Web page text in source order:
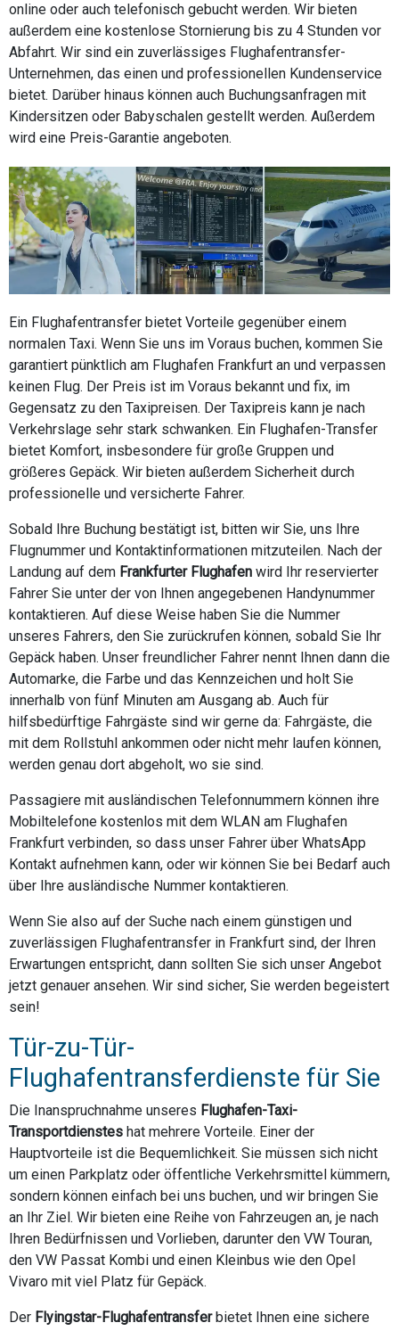
online oder auch telefonisch gebucht werden. Wir bieten
außerdem eine kostenlose Stornierung bis zu 4 Stunden vor
Abfahrt. Wir sind ein zuverlässiges Flughafentransfer-
Unternehmen, das einen und professionellen Kundenservice
bietet. Darüber hinaus können auch Buchungsanfragen mit
Kindersitzen oder Babyschalen gestellt werden. Außerdem
wird eine Preis-Garantie angeboten.
Ein Flughafentransfer bietet Vorteile gegenüber einem
normalen Taxi. Wenn Sie uns im Voraus buchen, kommen Sie
garantiert pünktlich am Flughafen Frankfurt an und verpassen
keinen Flug. Der Preis ist im Voraus bekannt und fix, im
Gegensatz zu den Taxipreisen. Der Taxipreis kann je nach
Verkehrslage sehr stark schwanken. Ein Flughafen-Transfer
bietet Komfort, insbesondere für große Gruppen und
größeres Gepäck. Wir bieten außerdem Sicherheit durch
professionelle und versicherte Fahrer.
Sobald Ihre Buchung bestätigt ist, bitten wir Sie, uns Ihre
Flugnummer und Kontaktinformationen mitzuteilen. Nach der
Landung auf dem Frankfurter Flughafen wird Ihr reservierter
Fahrer Sie unter der von Ihnen angegebenen Handynummer
kontaktieren. Auf diese Weise haben Sie die Nummer
unseres Fahrers, den Sie zurückrufen können, sobald Sie Ihr
Gepäck haben. Unser freundlicher Fahrer nennt Ihnen dann die
Automarke, die Farbe und das Kennzeichen und holt Sie
innerhalb von fünf Minuten am Ausgang ab. Auch für
hilfsbedürftige Fahrgäste sind wir gerne da: Fahrgäste, die
mit dem Rollstuhl ankommen oder nicht mehr laufen können,
werden genau dort abgeholt, wo sie sind.
Passagiere mit ausländischen Telefonnummern können ihre
Mobiltelefone kostenlos mit dem WLAN am Flughafen
Frankfurt verbinden, so dass unser Fahrer über WhatsApp
Kontakt aufnehmen kann, oder wir können Sie bei Bedarf auch
über Ihre ausländische Nummer kontaktieren.
Wenn Sie also auf der Suche nach einem günstigen und
zuverlässigen Flughafentransfer in Frankfurt sind, der Ihren
Erwartungen entspricht, dann sollten Sie sich unser Angebot
jetzt genauer ansehen. Wir sind sicher, Sie werden begeistert
sein!
Tür-zu-Tür-
Flughafentransferdienste für Sie
Die Inanspruchnahme unseres Flughafen-Taxi-
Transportdienstes hat mehrere Vorteile. Einer der
Hauptvorteile ist die Bequemlichkeit. Sie müssen sich nicht
um einen Parkplatz oder öffentliche Verkehrsmittel kümmern,
sondern können einfach bei uns buchen, und wir bringen Sie
an Ihr Ziel. Wir bieten eine Reihe von Fahrzeugen an, je nach
Ihren Bedürfnissen und Vorlieben, darunter den VW Touran,
den VW Passat Kombi und einen Kleinbus wie den Opel
Vivaro mit viel Platz für Gepäck.
Der Flyingstar-Flughafentransferbietet Ihnen eine sichere